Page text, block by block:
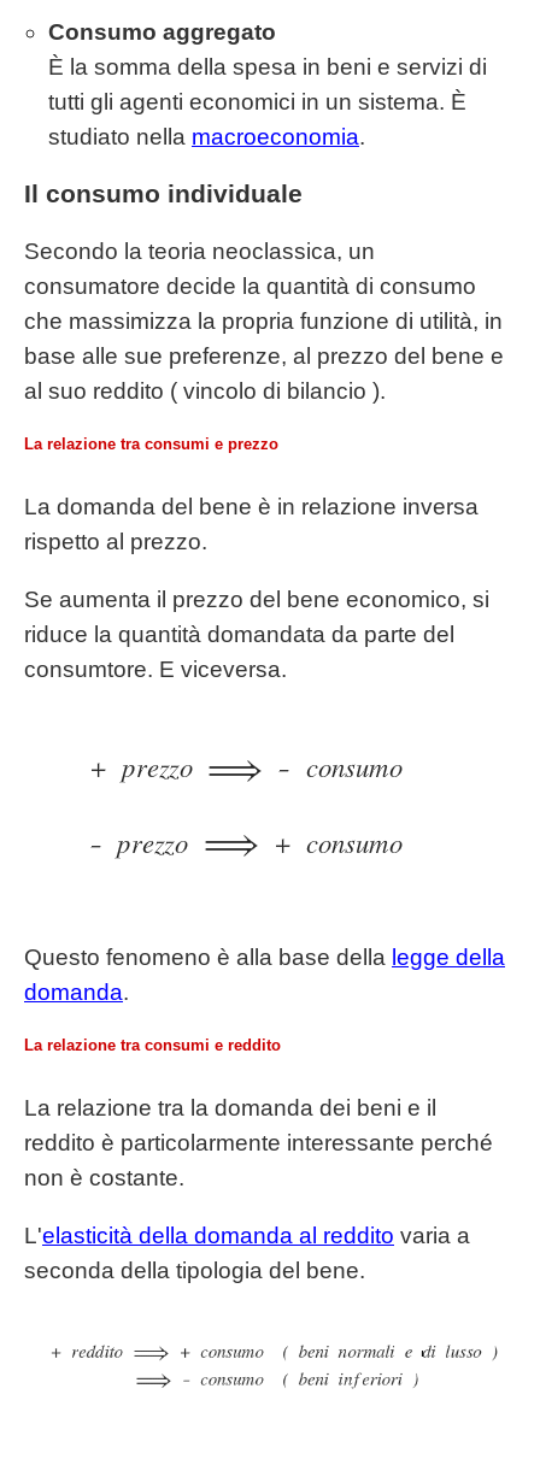
Consumo aggregato
È la somma della spesa in beni e servizi di
tutti gli agenti economici in un sistema. È
studiato nella macroeconomia.
Il consumo individuale
Secondo la teoria neoclassica, un
consumatore decide la quantità di consumo
che massimizza la propria funzione di utilità, in
base alle sue preferenze, al prezzo del bene e
al suo reddito ( vincolo di bilancio ).
La relazione tra consumi e prezzo
La domanda del bene è in relazione inversa
rispetto al prezzo.
Se aumenta il prezzo del bene economico, si
riduce la quantità domandata da parte del
consumtore. E viceversa.
Questo fenomeno è alla base della legge della
domanda.
La relazione tra consumi e reddito
La relazione tra la domanda dei beni e il
reddito è particolarmente interessante perché
non è costante.
L'elasticità della domanda al reddito varia a
seconda della tipologia del bene.